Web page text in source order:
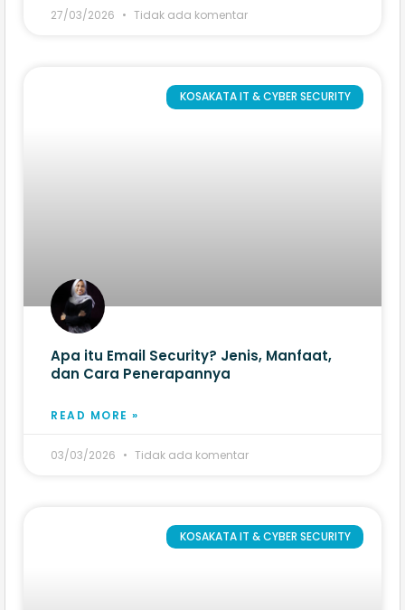
27/03/2026 Tidak ada komentar
KOSAKATA IT & CYBER SECURITY
Apa itu Email Security? Jenis, Manfaat,
dan Cara Penerapannya
READ MORE »
03/03/2026 Tidak ada komentar
KOSAKATA IT & CYBER SECURITY